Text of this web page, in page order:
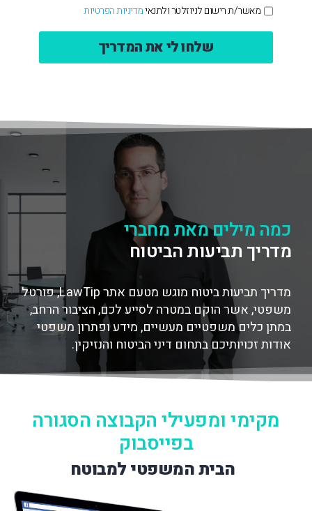
אישור
קבלת
דיוור *
מאשר/ת רישום לניוזלטר ולתנאימדיניות הפרטיות
כמה מילים מאת מחברי
מדריך תביעות הביטוח
מדריך תביעות ביטוח מוגש מטעם אתר LawTip, פורטל
משפטי,אשר הוקם במטרה לסייע לכם, הציבור הרחב,
במתן כלים משפטיים מעשיים, מידע ופתרון משפטי
אודות זכויותיכם בתחום דיני הביטוח והנזיקין.
מקימי ומפעילי הקבוצה הסגורה
בפייסבוק
הבית המשפטי למבוטח